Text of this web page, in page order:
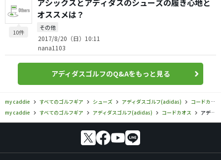
10件
アシックスとアディダスのシューズの履き心地と
オススメは？
その他
2017/8/20（日）10:11
nana1103
アディダスゴルフのQ&Aをもっと見る
my caddie すべてのゴルフギア シューズ アディダスゴルフ(adidas)
コードカオス
my caddie
すべてのゴルフギア アディダスゴルフ(adidas) コードカオス アディダスゴルフ／コードカオス／ウィメンズ コードカオス（2022）の口コミ評価